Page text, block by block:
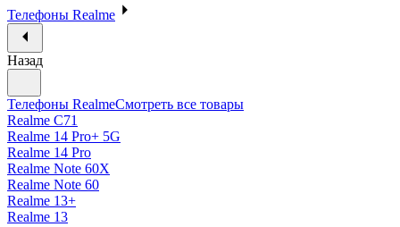
Телефоны Realme
Назад
Телефоны RealmeСмотреть все товары
Realme C71
Realme 14 Pro+ 5G
Realme 14 Pro
Realme Note 60X
Realme Note 60
Realme 13+
Realme 13